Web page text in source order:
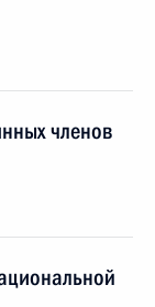
членов